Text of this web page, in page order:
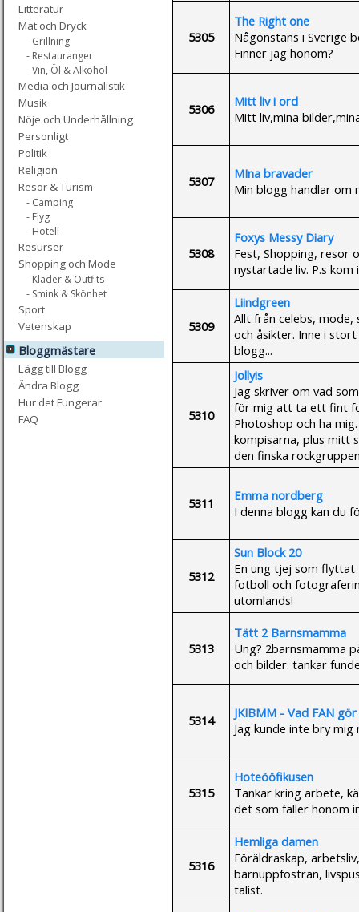
Litteratur
Mat och Dryck
- Grillning
- Restauranger
- Vin, Öl & Alkohol
Media och Journalistik
Musik
Nöje och Underhållning
Personligt
Politik
Religion
Resor & Turism
- Camping
- Flyg
- Hotell
Resurser
Shopping och Mode
- Kläder & Outfits
- Smink & Skönhet
Sport
Vetenskap
Bloggmästare
Lägg till Blogg
Ändra Blogg
Hur det Fungerar
FAQ
5305
The Right one
Någonstans i Sverige
Finner jag honom?
5306
Mitt liv i ord
Mitt liv,mina
5307
MIna bravader
Min blogg handlar om
5308
Foxys Messy Diary
Fest, Shopping, resor
nystartade liv. P.s kom
5309
Liindgreen
Allt från celebs,
och åsikter. Inne i
blogg...
5310
Jollyis
Jag skriver om vad
för mig att ta ett fint
Photoshop och ha
kompisarna, plus mitt
den finska
5311
Emma nordberg
I denna blogg kan du
5312
Sun Block 20
En ung tjej som flyttat
fotboll och
utomlands!
5313
Tätt 2 Barnsmamma
Ung? 2barnsmamma
och bilder. tankar
5314
JKIBMM - Vad FAN
Jag kunde inte bry
5315
Hoteööfikusen
Tankar kring arbete,
det som faller honom
5316
Hemliga damen
Föräldraskap,
barnuppfostran,
talist.